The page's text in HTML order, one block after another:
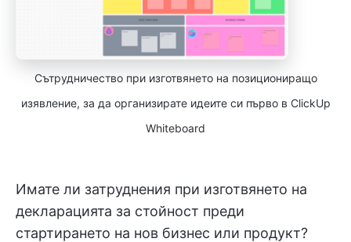
Сътрудничество при изготвянето на позициониращо
изявление, за да организирате идеите си първо в ClickUp
Whiteboard
Имате ли затруднения при изготвянето на
декларацията за стойност преди
стартирането на нов бизнес или продукт?